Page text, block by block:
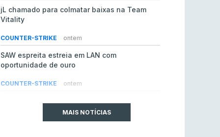
jL chamado para colmatar baixas na Team
Vitality
COUNTER-STRIKE ontem
SAW espreita estreia em LAN com
oportunidade de ouro
COUNTER-STRIKE ontem
do Counter-Strike 2MAIS NOTÍCIAS